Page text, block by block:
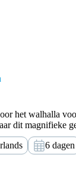
het walhalla
dit magnifieke
6 dagen